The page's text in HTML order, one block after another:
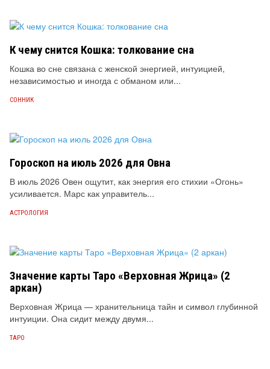
К чему снится Кошка: толкование сна
Кошка во сне связана с женской энергией, интуицией,
независимостью и иногда с обманом или...
СОННИК
Гороскоп на июль 2026 для Овна
В июль 2026 Овен ощутит, как энергия его стихии «Огонь»
усиливается. Марс как управитель...
АСТРОЛОГИЯ
Значение карты Таро «Верховная Жрица» (2
аркан)
Верховная Жрица — хранительница тайн и символ глубинной
интуиции. Она сидит между двумя...
ТАРО